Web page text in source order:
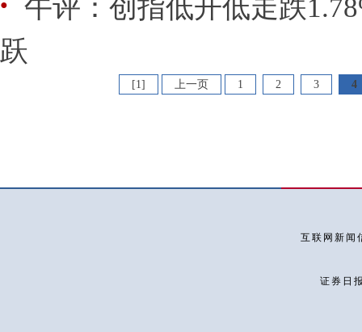
● 午评：创指低开低走跌
跃
[1] 上一页 1 2 3 4
互联网新闻
证券日